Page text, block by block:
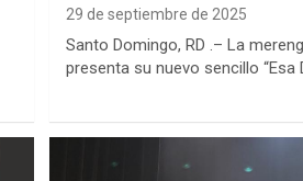
29 de septiembre de 2025
Santo Domingo, RD .– La
presenta su nuevo sencillo “Esa